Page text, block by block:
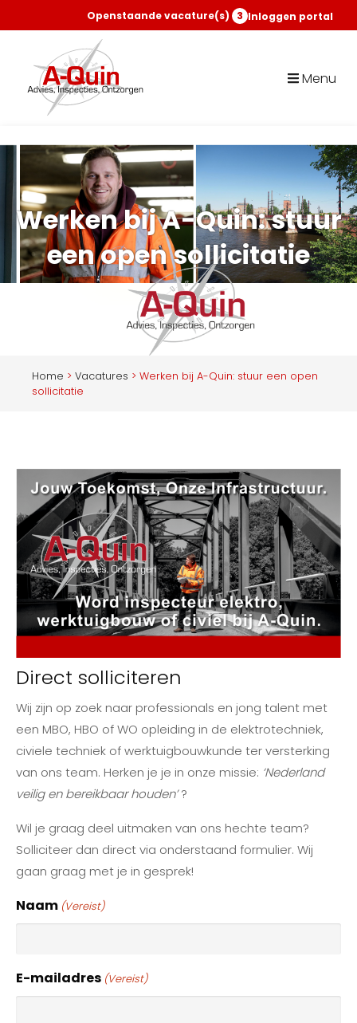
Openstaande vacature(s) 3 Inloggen portal
Menu
Werken bij A-Quin: stuur
een open sollicitatie
Home > Vacatures > Werken bij A-Quin: stuur een open
sollicitatie
Direct solliciteren
Wij zijn op zoek naar professionals en jong talent met
een MBO, HBO of WO opleiding in de elektrotechniek,
civiele techniek of werktuigbouwkunde ter versterking
van ons team. Herken je je in onze missie: ‘Nederland
veilig en bereikbaar houden’?
Wil je graag deel uitmaken van ons hechte team?
Solliciteer dan direct via onderstaand formulier. Wij
gaan graag met je in gesprek!
Naam (Vereist)
E-mailadres (Vereist)